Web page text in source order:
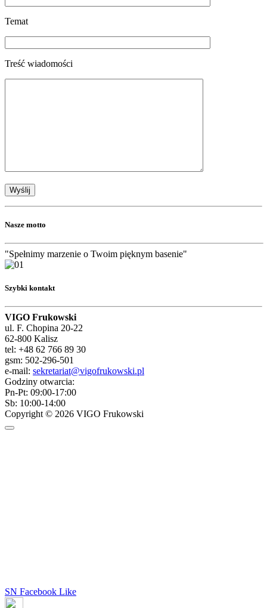
Temat
Treść wiadomości
Nasze motto
"Spełnimy marzenie o Twoim pięknym basenie"
Szybki kontakt
VIGO Frukowski
ul. F. Chopina 20-22
62-800 Kalisz
tel: +48 62 766 89 30
gsm: 502-296-501
e-mail: sekretariat@vigofrukowski.pl
Godziny otwarcia:
Pn-Pt: 09:00-17:00
Sb: 10:00-14:00
Copyright © 2026 VIGO Frukowski
SN Facebook Like